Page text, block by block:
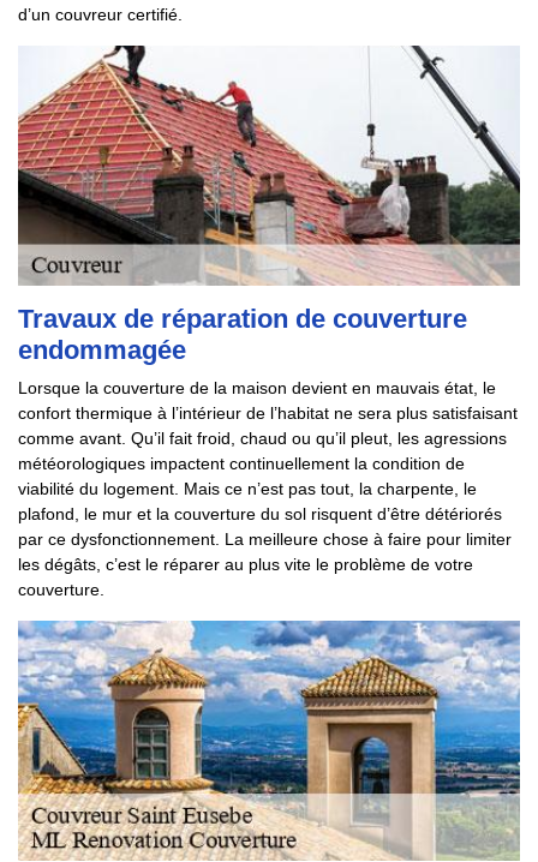
d’un couvreur certifié.
Travaux de réparation de couverture
endommagée
Lorsque la couverture de la maison devient en mauvais état, le
confort thermique à l’intérieur de l’habitat ne sera plus satisfaisant
comme avant. Qu’il fait froid, chaud ou qu’il pleut, les agressions
météorologiques impactent continuellement la condition de
viabilité du logement. Mais ce n’est pas tout, la charpente, le
plafond, le mur et la couverture du sol risquent d’être détériorés
par ce dysfonctionnement. La meilleure chose à faire pour limiter
les dégâts, c’est le réparer au plus vite le problème de votre
couverture.